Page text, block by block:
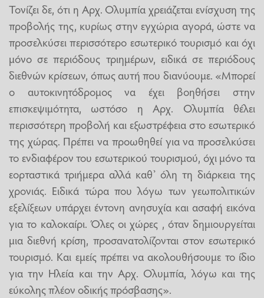
Τονίζει δε, ότι η Αρχ. Ολυμπία χρειάζεται ενίσχυση της
προβολής της, κυρίως στην εγχώρια αγορά, ώστε να
προσελκύσει περισσότερο εσωτερικό τουρισμό και όχι
μόνο σε περιόδους τριημέρων, ειδικά σε περιόδους
διεθνών κρίσεων, όπως αυτή που διανύουμε. «Μπορεί
ο αυτοκινητόδρομος να έχει βοηθήσει στην
επισκεψιμότητα, ωστόσο η Αρχ. Ολυμπία θέλει
περισσότερη προβολή και εξωστρέφεια στο εσωτερικό
της χώρας. Πρέπει να προωθηθεί για να προσελκύσει
το ενδιαφέρον του εσωτερικού τουρισμού, όχι μόνο τα
εορταστικά τριήμερα αλλά καθ’ όλη τη διάρκεια της
χρονιάς. Ειδικά τώρα που λόγω των γεωπολιτικών
εξελίξεων υπάρχει έντονη ανησυχία και ασαφή εικόνα
για το καλοκαίρι. Όλες οι χώρες , όταν δημιουργείται
μια διεθνή κρίση, προσανατολίζονται στον εσωτερικό
τουρισμό. Και εμείς πρέπει να ακολουθήσουμε το ίδιο
για την Ηλεία και την Αρχ. Ολυμπία, λόγω και της
εύκολης πλέον οδικής πρόσβασης».